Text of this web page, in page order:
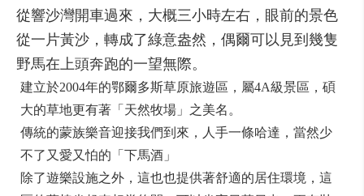
從響沙灣開車過來，大概三小時左右，眼前的景色
從一片黃沙， 轉成了綠意盎然，偶爾可以見到幾隻
野馬在上頭奔跑的一望無際。
建立於2004年的鄂爾多斯草原旅遊區，屬4A級景區， 碩
大的草地更有著「天然牧場」之美名。
傳統的蒙族樂音迎接我們到來，人手一條哈達， 當然少
不了又愛又怕的「下馬酒」
除了遊樂設施之外，這也也提供著舒適的居住環境， 這